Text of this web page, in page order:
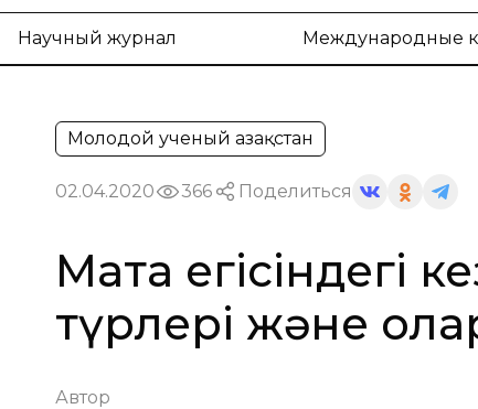
Научный журнал Международные
Молодой ученый Қазақстан
02.04.2020 366 Поделиться
Мақта егісіндегі
түрлері және
Автор